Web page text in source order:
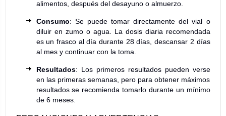
alimentos, después del desayuno o almuerzo.
Consumo: Se puede tomar directamente del vial o
diluir en zumo o agua. La dosis diaria recomendada
es un frasco al día durante 28 días, descansar 2 días
al mes y continuar con la toma.
Resultados: Los primeros resultados pueden verse
en las primeras semanas, pero para obtener máximos
resultados se recomienda tomarlo durante un mínimo
de 6 meses.